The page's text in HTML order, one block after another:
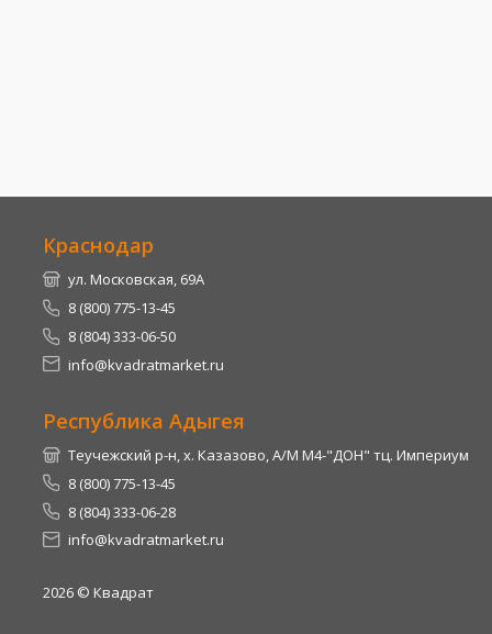
Краснодар
ул. Московская, 69А
8 (800) 775-13-45
8 (804) 333-06-50
info@kvadratmarket.ru
Республика Адыгея
Теучежский р-н, х. Казазово, А/М М4-"ДОН" тц. Империум
8 (800) 775-13-45
8 (804) 333-06-28
info@kvadratmarket.ru
2026 © Квадрат